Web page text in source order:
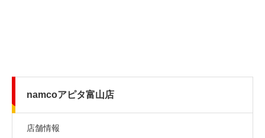
namcoアピタ富山店
店舗情報